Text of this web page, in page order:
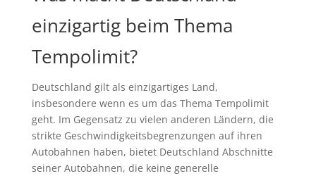
einzigartig beim Thema
Tempolimit?
Deutschland gilt als einzigartiges Land,
insbesondere wenn es um das Thema Tempolimit
geht. Im Gegensatz zu vielen anderen Ländern, die
strikte Geschwindigkeitsbegrenzungen auf ihren
Autobahnen haben, bietet Deutschland Abschnitte
seiner Autobahnen, die keine generelle